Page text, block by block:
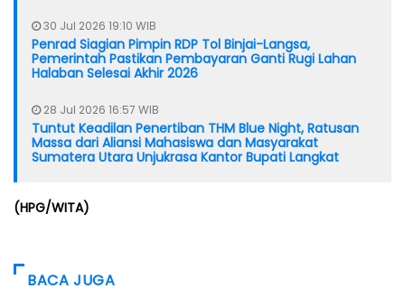
30 Jul 2026 19:10 WIB
Penrad Siagian Pimpin RDP Tol Binjai-Langsa,
Pemerintah Pastikan Pembayaran Ganti Rugi Lahan
Halaban Selesai Akhir 2026
28 Jul 2026 16:57 WIB
Tuntut Keadilan Penertiban THM Blue Night, Ratusan
Massa dari Aliansi Mahasiswa dan Masyarakat
Sumatera Utara Unjukrasa Kantor Bupati Langkat
(HPG/WITA)
BACA JUGA